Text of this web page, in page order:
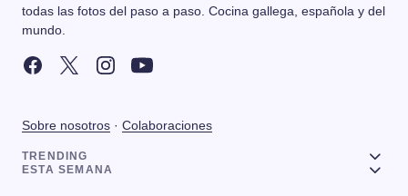
todas las fotos del paso a paso. Cocina gallega, española y del
mundo.
Sobre nosotros · Colaboraciones
TRENDING
ESTA SEMANA